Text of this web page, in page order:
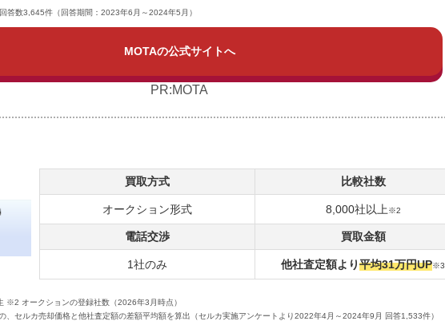
答数3,645件（回答期間：2023年6月～2024年5月）
MOTAの公式サイトへ
PR:MOTA
買取方式 比較社数
オークション形式 8,000社以上 ※2
電話交渉 買取金額
1社のみ 他社査定額より平均31万円UP※3
オークションの登録社数（2026年3月時点）
セルカ売却価格と他社査定額の差額平均額を算出（セルカ実施アンケートより2022年4月～2024年9月 回答1,533件）